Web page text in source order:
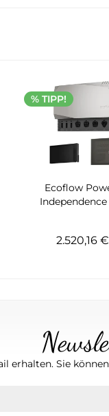
% TIPP!
Ecoflow
2.520,16
erhalten. Sie